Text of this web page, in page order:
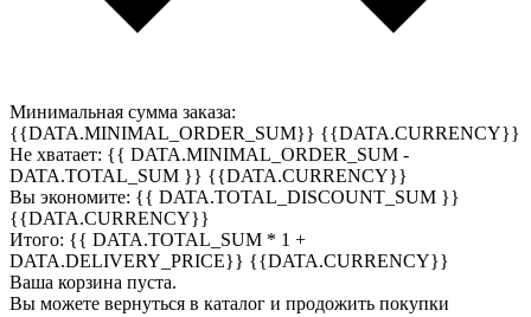
Минимальная сумма заказа:
{{DATA.MINIMAL_ORDER_SUM}} {{DATA.CURRENCY}}
Не хватает: {{ DATA.MINIMAL_ORDER_SUM -
DATA.TOTAL_SUM }} {{DATA.CURRENCY}}
Вы экономите: {{ DATA.TOTAL_DISCOUNT_SUM }}
{{DATA.CURRENCY}}
Итого: {{ DATA.TOTAL_SUM * 1 +
DATA.DELIVERY_PRICE}} {{DATA.CURRENCY}}
Ваша корзина пуста.
Вы можете вернуться в каталог и продожить покупки